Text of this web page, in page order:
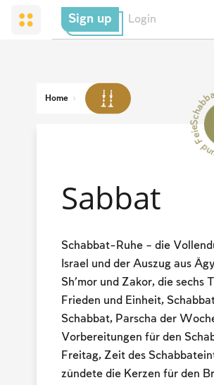
Sign up Login
Home
Sabbat
Schabbat-Ruhe – die
Israel und der Auszug aus
Sh'mor und Zakor, die sechs
Frieden und Einheit,
Schabbat, Parscha der
Vorbereitungen für den
Freitag, Zeit des
zündete die Kerzen für den